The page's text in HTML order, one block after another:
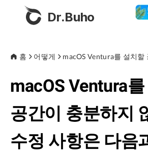
Dr.Buho
제품
BuhoCleaner
BuhoUnlocker
BuhoRepair
스토어
블로그
홈 어떻게
macOS Ventura
공간이 충분하지
수정 사항은 다음